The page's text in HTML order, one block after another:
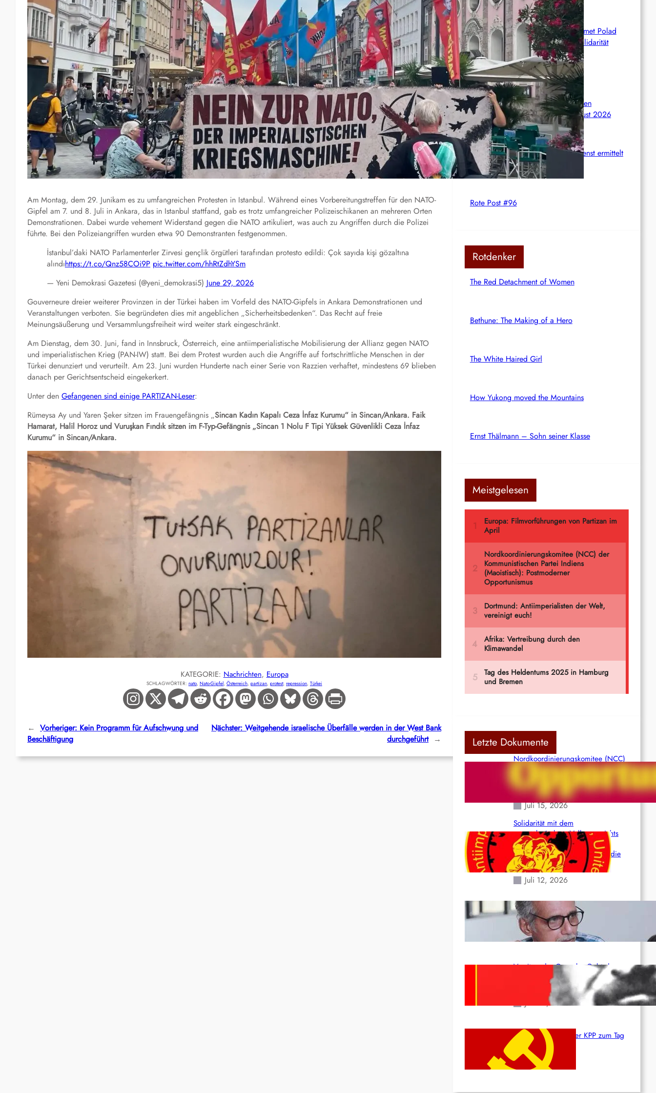
Am Montag, dem 29. Junikam es zu umfangreichen Protesten in Istanbul. Während eines Vorbereitungstreffen für den NATO-
Gipfel am 7. und 8. Juli in Ankara, das in Istanbul stattfand, gab es trotz umfangreicher Polizeischikanen an mehreren Orten
Demonstrationen. Dabei wurde vehement Widerstand gegen die NATO artikuliert, was auch zu Angriffen durch die Polizei
führte. Bei den Polizeiangriffen wurden etwa 90 Demonstranten festgenommen.
İstanbul’daki NATO Parlamenterler Zirvesi gençlik örgütleri tarafından protesto edildi: Çok sayıda kişi gözaltına
alındıhttps://t.co/Qnz58COi9P pic.twitter.com/hhRtZdhYSm
— Yeni Demokrasi Gazetesi (@yeni_demokrasi5) June 29, 2026
Gouverneure dreier weiterer Provinzen in der Türkei haben im Vorfeld des NATO-Gipfels in Ankara Demonstrationen und
Veranstaltungen verboten. Sie begründeten dies mit angeblichen „Sicherheitsbedenken“. Das Recht auf freie
Meinungsäußerung und Versammlungsfreiheit wird weiter stark eingeschränkt.
Am Dienstag, dem 30. Juni, fand in Innsbruck, Österreich, eine antiimperialistische Mobilisierung der Allianz gegen NATO
und imperialistischen Krieg (PAN-IW) statt. Bei dem Protest wurden auch die Angriffe auf fortschrittliche Menschen in der
Türkei denunziert und verurteilt. Am 23. Juni wurden Hunderte nach einer Serie von Razzien verhaftet, mindestens 69 blieben
danach per Gerichtsentscheid eingekerkert.
Unter den Gefangenen sind einige PARTIZAN-Leser:
Rümeysa Ay und Yaren Şeker sitzen im Frauengefängnis „Sincan Kadın Kapalı Ceza İnfaz Kurumu“ in Sincan/Ankara. Faik
Hamarat, Halil Horoz und Vuruşkan Fındıksitzen im F-Typ-Gefängnis „Sincan 1 Nolu F Tipi Yüksek Güvenlikli Ceza İnfaz
Kurumu“ in Sincan/Ankara.
KATEGORIE: Nachrichten, Europa
SCHLAGWÖRTER: nato, Nato-Gipfel, Österreich, partizan, protest, repression, Türkei
← Vorheriger: Kein Programm für Aufschwung und
Beschäftigung
Nächster: Weitgehende israelische Überfälle werden in der West Bank
durchgeführt →
Syrien: Der kurdische Journalist Ahmet Polad
ist seit 200 Tagen in Haft – die Solidarität
wächst
International: Aufruf zu einer
Solidaritätswoche mit anarchistischen
Gefangenen vom 23. bis 30. August 2026
Deutschland: Der Inlandsgeheimdienst ermittelt
gegen „Prosfygika“
Rote Post #96
Rotdenker
The Red Detachment of Women
Bethune: The Making of a Hero
The White Haired Girl
How Yukong moved the Mountains
Ernst Thälmann – Sohn seiner Klasse
Meistgelesen
Letzte Dokumente
Nordkoordinierungskomitee (NCC)
der Kommunistischen Partei Indiens
(Maoistisch): Postmoderner
Opportunismus
Juli 15, 2026
Solidarität mit dem
venezolanischem Volk angesichts
der verlorenen Leben und der
katastrophalen Situation durch die
Erdbeben des 24. Juni!
Juli 12, 2026
Indien: „Die Politik der
Kapitulation“ von K. Murali (Ajith)
Juli 1, 2026
Vorsitzender Gonzalo: Gebt das
Leben für die Partei und die
Juni 19, 2026
Beschluss des ZK der KPP zum Tag
des Heldentums
Juni 19, 2026